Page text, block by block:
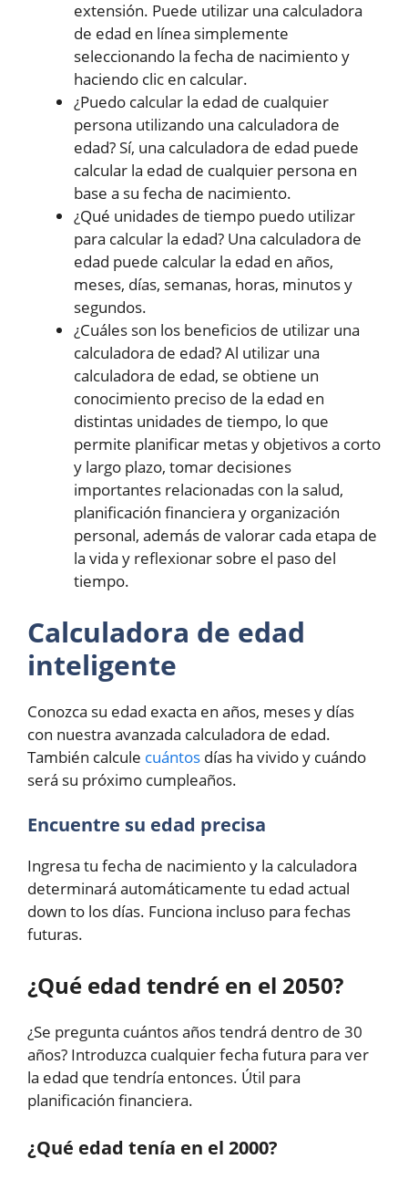
extensión. Puede utilizar una calculadora
de edad en línea simplemente
seleccionando la fecha de nacimiento y
haciendo clic en calcular.
¿Puedo calcular la edad de cualquier
persona utilizando una calculadora de
edad? Sí, una calculadora de edad puede
calcular la edad de cualquier persona en
base a su fecha de nacimiento.
¿Qué unidades de tiempo puedo utilizar
para calcular la edad? Una calculadora de
edad puede calcular la edad en años,
meses, días, semanas, horas, minutos y
segundos.
¿Cuáles son los beneficios de utilizar una
calculadora de edad? Al utilizar una
calculadora de edad, se obtiene un
conocimiento preciso de la edad en
distintas unidades de tiempo, lo que
permite planificar metas y objetivos a corto
y largo plazo, tomar decisiones
importantes relacionadas con la salud,
planificación financiera y organización
personal, además de valorar cada etapa de
la vida y reflexionar sobre el paso del
tiempo.
Calculadora de edad
inteligente
Conozca su edad exacta en años, meses y días
con nuestra avanzada calculadora de edad.
También calcule cuántos días ha vivido y cuándo
será su próximo cumpleaños.
Encuentre su edad precisa
Ingresa tu fecha de nacimiento y la calculadora
determinará automáticamente tu edad actual
down to los días. Funciona incluso para fechas
futuras.
¿Qué edad tendré en el 2050?
¿Se pregunta cuántos años tendrá dentro de 30
años? Introduzca cualquier fecha futura para ver
la edad que tendría entonces. Útil para
planificación financiera.
¿Qué edad tenía en el 2000?